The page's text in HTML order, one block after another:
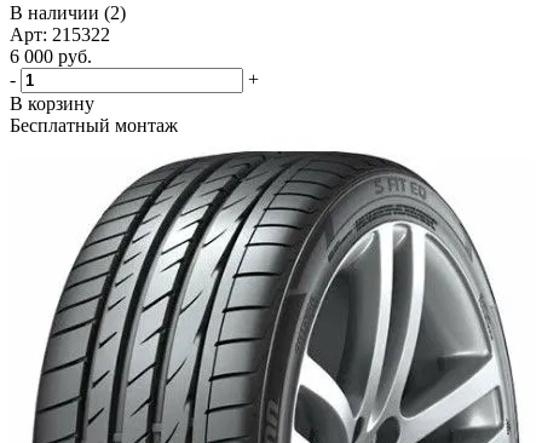
В наличии (2)
Арт: 215322
6 000 руб.
-
+
В корзину
Бесплатный монтаж